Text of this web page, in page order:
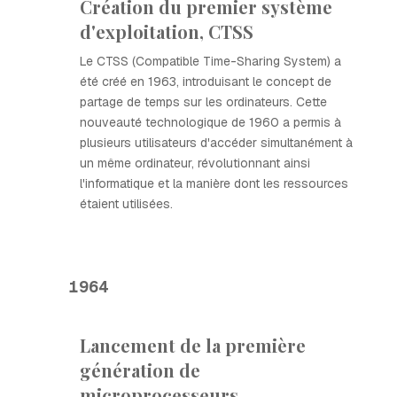
Création du premier système
d'exploitation, CTSS
Le CTSS (Compatible Time-Sharing System) a
été créé en 1963, introduisant le concept de
partage de temps sur les ordinateurs. Cette
nouveauté technologique de 1960 a permis à
plusieurs utilisateurs d'accéder simultanément à
un même ordinateur, révolutionnant ainsi
l'informatique et la manière dont les ressources
étaient utilisées.
1964
Lancement de la première
génération de